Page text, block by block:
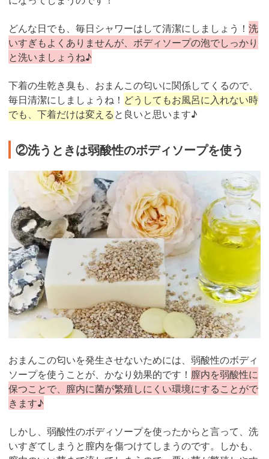
どんな日でも、毎日シャワーはして清潔にしましょう！ 洗
いすぎもよくありませんが、ボディソープの泡でしっかり
と洗いましょうね♪
下着の生乾き臭も、おまんこの匂いに関係してくるので、
毎日清潔にしましょうね！ どうしてもお風呂に入れない時
でも、下着だけは変えると良いと思います♪
②洗うときは弱酸性のボディソープを使う
おまんこの匂いを発生させないためには、弱酸性のボディ
ソープを使うことが、かなり効果的です！ 膣内を弱酸性に
保つことで、膣内に菌が繁殖しにくい環境にすることがで
きます♪
しかし、弱酸性のボディソープを使ったからと言って、洗
いすぎてしまうと膣内を傷つけてしまうのです。しかも、